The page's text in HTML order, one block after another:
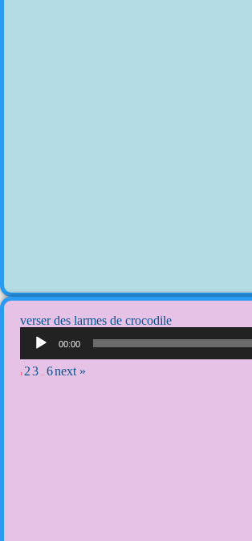
verser des larmes de crocodile
00:00
1 23 6next »